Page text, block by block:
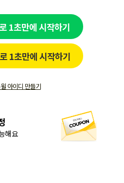
1초만에 시작하기
1초만에 시작하기
아이디 만들기
해요